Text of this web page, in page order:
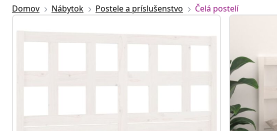
Domov Nábytok Postele a príslušenstvo Čelá postelí